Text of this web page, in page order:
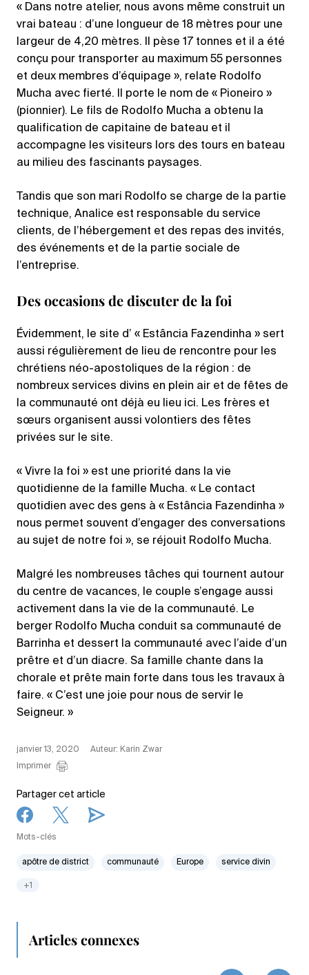
« Dans notre atelier, nous avons même construit un
vrai bateau : d’une longueur de 18 mètres pour une
largeur de 4,20 mètres. Il pèse 17 tonnes et il a été
conçu pour transporter au maximum 55 personnes
et deux membres d’équipage », relate Rodolfo
Mucha avec fierté. Il porte le nom de « Pioneiro »
(pionnier). Le fils de Rodolfo Mucha a obtenu la
qualification de capitaine de bateau et il
accompagne les visiteurs lors des tours en bateau
au milieu des fascinants paysages.
Tandis que son mari Rodolfo se charge de la partie
technique, Analice est responsable du service
clients, de l’hébergement et des repas des invités,
des événements et de la partie sociale de
l’entreprise.
Des occasions de discuter de la foi
Évidemment, le site d’ « Estância Fazendinha » sert
aussi régulièrement de lieu de rencontre pour les
chrétiens néo-apostoliques de la région : de
nombreux services divins en plein air et de fêtes de
la communauté ont déjà eu lieu ici. Les frères et
sœurs organisent aussi volontiers des fêtes
privées sur le site.
« Vivre la foi » est une priorité dans la vie
quotidienne de la famille Mucha. « Le contact
quotidien avec des gens à « Estância Fazendinha »
nous permet souvent d’engager des conversations
au sujet de notre foi », se réjouit Rodolfo Mucha.
Malgré les nombreuses tâches qui tournent autour
du centre de vacances, le couple s’engage aussi
activement dans la vie de la communauté. Le
berger Rodolfo Mucha conduit sa communauté de
Barrinha et dessert la communauté avec l’aide d’un
prêtre et d’un diacre. Sa famille chante dans la
chorale et prête main forte dans tous les travaux à
faire. « C’est une joie pour nous de servir le
Seigneur. »
janvier 13, 2020
Auteur: Karin Zwar
Imprimer
Partager cet article
Mots-clés
apôtre de district communauté Europe service divin
+1
Articles connexes